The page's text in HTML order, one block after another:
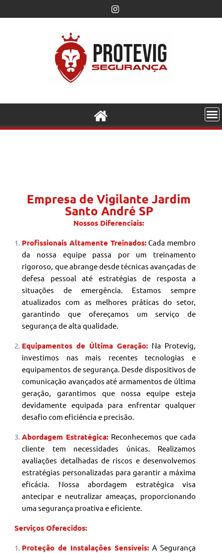
Empresa de Vigilante Jardim
Santo André SP
Nossos Diferenciais:
Profissionais Altamente Treinados:Cada membro
da nossa equipe passa por um treinamento
rigoroso, que abrange desde técnicas avançadas de
defesa pessoal até estratégias de resposta a
situações de emergência. Estamos sempre
atualizados com as melhores práticas do setor,
garantindo que ofereçamos um serviço de
segurança de alta qualidade.
Equipamentos de Última Geração: Na Protevig,
investimos nas mais recentes tecnologias e
equipamentos de segurança. Desde dispositivos de
comunicação avançados até armamentos de última
geração, garantimos que nossa equipe esteja
devidamente equipada para enfrentar qualquer
desafio com eficiência e precisão.
Abordagem Estratégica: Reconhecemos que cada
cliente tem necessidades únicas. Realizamos
avaliações detalhadas de riscos e desenvolvemos
estratégias personalizadas para garantir a máxima
eficácia. Nossa abordagem estratégica visa
antecipar e neutralizar ameaças, proporcionando
uma segurança proativa e eficiente.
Serviços Oferecidos:
Proteção de Instalações Sensíveis: A Segurança